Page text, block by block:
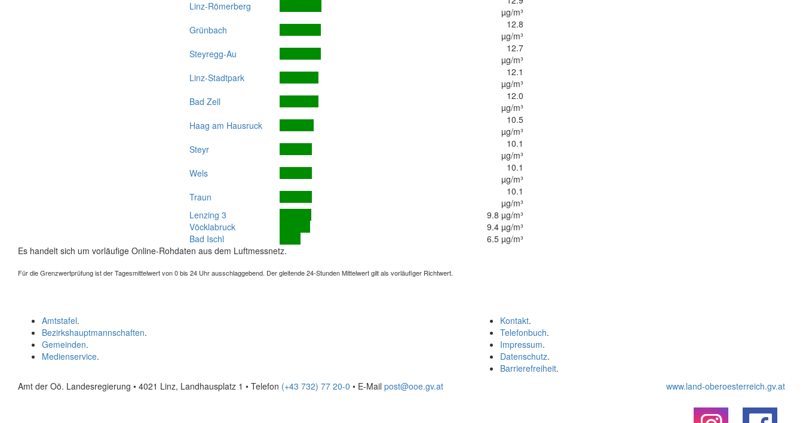
Linz-Römerberg
µg/m³
Grünbach
12.8
µg/m³
Steyregg-Au
12.7
µg/m³
Linz-Stadtpark
12.1
µg/m³
Bad Zell
12.0
µg/m³
Haag am Hausruck
10.5
µg/m³
Steyr
10.1
µg/m³
Wels
10.1
µg/m³
Traun
10.1
µg/m³
Lenzing 3
9.8 µg/m³
Vöcklabruck
9.4 µg/m³
Bad Ischl
6.5 µg/m³
Es handelt sich um vorläufige Online-Rohdaten aus dem Luftmessnetz.
Für die Grenzwertprüfung ist der Tagesmittelwert von 0 bis 24 Uhr ausschlaggebend. Der gleitende 24-Stunden Mittelwert gilt als vorläufiger Richtwert.
Kontakt.
Telefonbuch.
Impressum.
Datenschutz.
Barrierefreiheit.
Amtstafel.
Bezirkshauptmannschaften.
Gemeinden.
Medienservice.
Amt der Oö. Landesregierung • 4021 Linz, Landhausplatz 1 • Telefon (+43 732) 77 20-0 • E-Mail post@ooe.gv.at www.land-oberoesterreich.gv.at